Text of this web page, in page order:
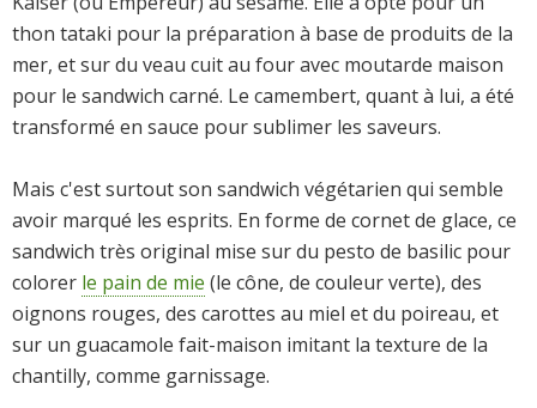
thon tataki pour la préparation à base de produits de la
mer, et sur du veau cuit au four avec moutarde maison
pour le sandwich carné. Le camembert, quant à lui, a été
transformé en sauce pour sublimer les saveurs.
Mais c'est surtout son sandwich végétarien qui semble
avoir marqué les esprits. En forme de cornet de glace, ce
sandwich très original mise sur du pesto de basilic pour
colorer le pain de mie (le cône, de couleur verte), des
oignons rouges, des carottes au miel et du poireau, et
sur un guacamole fait-maison imitant la texture de la
chantilly, comme garnissage.